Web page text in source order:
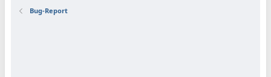
Bug-Report